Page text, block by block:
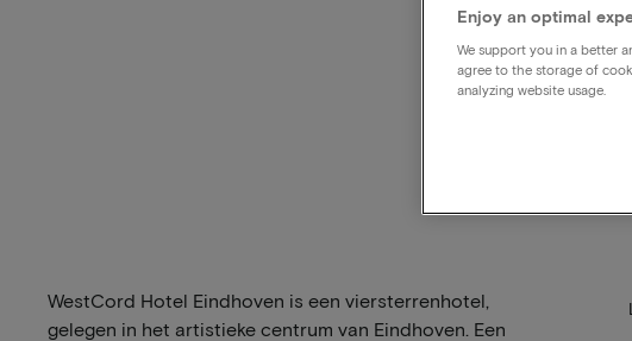
WestCord Hotel Eindhoven is een viersterrenhotel,
gelegen in het artistieke centrum van Eindhoven. Een
Enjoy an optimal
We support you in a better
agree to the storage of
analyzing website usage.